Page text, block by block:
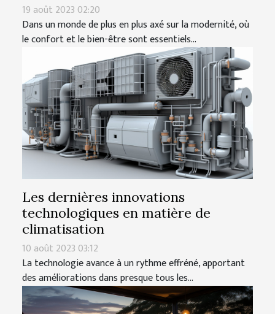
19 août 2023 02:20
Dans un monde de plus en plus axé sur la modernité, où
le confort et le bien-être sont essentiels...
Les dernières innovations
technologiques en matière de
climatisation
10 août 2023 03:12
La technologie avance à un rythme effréné, apportant
des améliorations dans presque tous les...